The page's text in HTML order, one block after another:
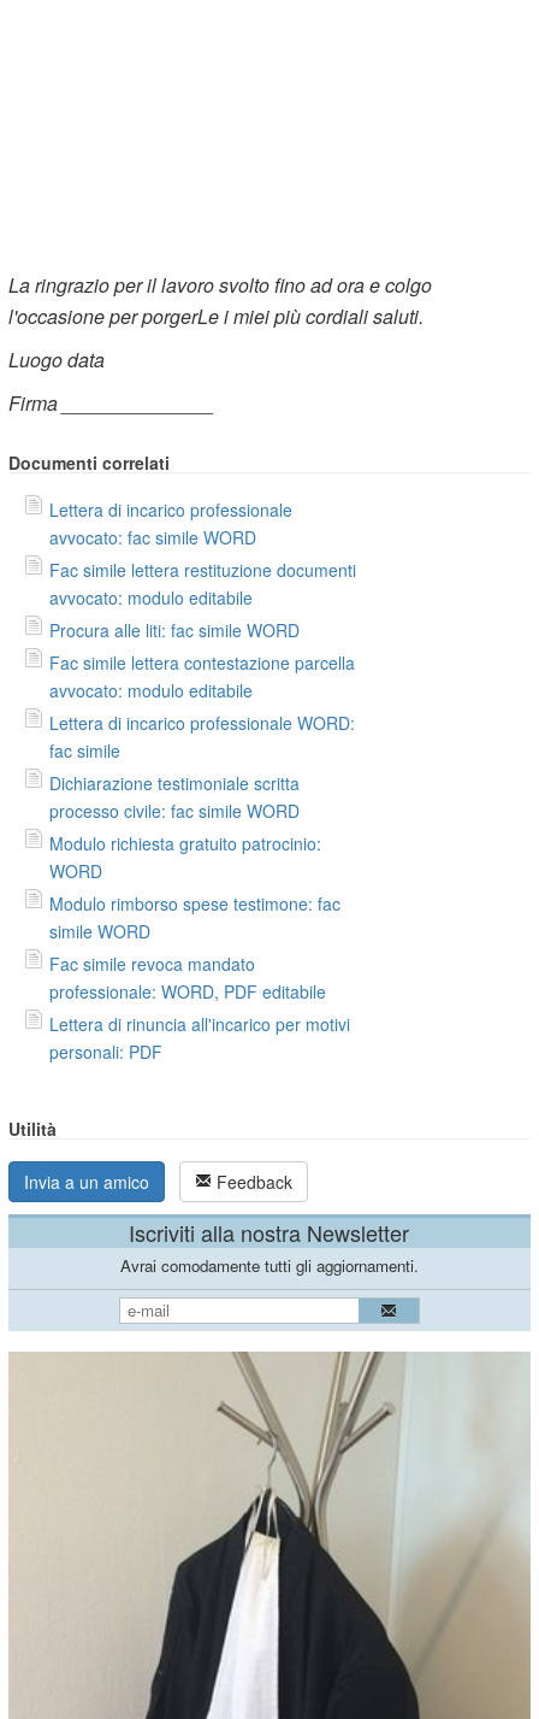
La ringrazio per il lavoro svolto fino ad ora e colgo
l'occasione per porgerLe i miei più cordiali saluti.
Luogo data
Firma ______________
Documenti correlati
Lettera di incarico professionale
avvocato: fac simile WORD
Fac simile lettera restituzione documenti
avvocato: modulo editabile
Procura alle liti: fac simile WORD
Fac simile lettera contestazione parcella
avvocato: modulo editabile
Lettera di incarico professionale WORD:
fac simile
Dichiarazione testimoniale scritta
processo civile: fac simile WORD
Modulo richiesta gratuito patrocinio:
WORD
Modulo rimborso spese testimone: fac
simile WORD
Fac simile revoca mandato
professionale: WORD, PDF editabile
Lettera di rinuncia all'incarico per motivi
personali: PDF
Utilità
Invia a un amico Feedback
Iscriviti alla nostra Newsletter
Avrai comodamente tutti gli aggiornamenti.